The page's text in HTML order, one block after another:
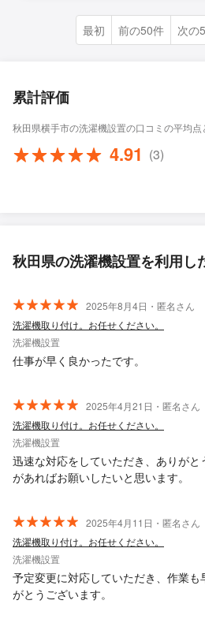
最初 前の50件 次の
累計評価
秋田県横手市の洗濯機設置の口コミの平均点
4.91 (3)
秋田県の洗濯機設置を利用し
2025年8月4日・匿名さん
洗濯機取り付け。お任せください。
洗濯機設置
仕事が早く良かったです。
2025年4月21日・匿名さん
洗濯機取り付け。お任せください。
洗濯機設置
迅速な対応をしていただき、ありが
があればお願いしたいと思います。
2025年4月11日・匿名さん
洗濯機取り付け。お任せください。
洗濯機設置
予定変更に対応していただき、作業も
がとうございます。